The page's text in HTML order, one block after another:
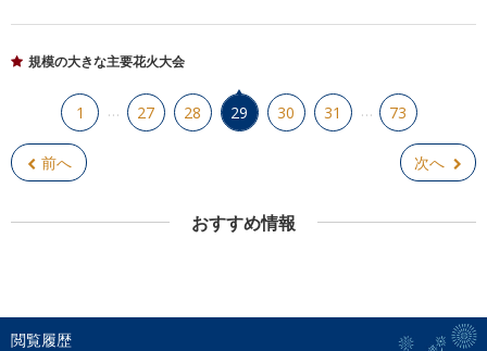
規模の大きな主要花火大会
前へ
1 … 27 28 29 30 31 … 73
次へ
おすすめ情報
閲覧履歴